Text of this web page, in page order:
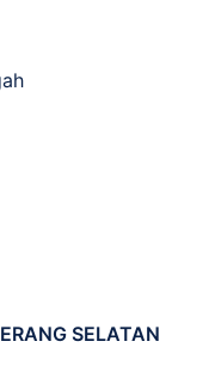
SELATAN